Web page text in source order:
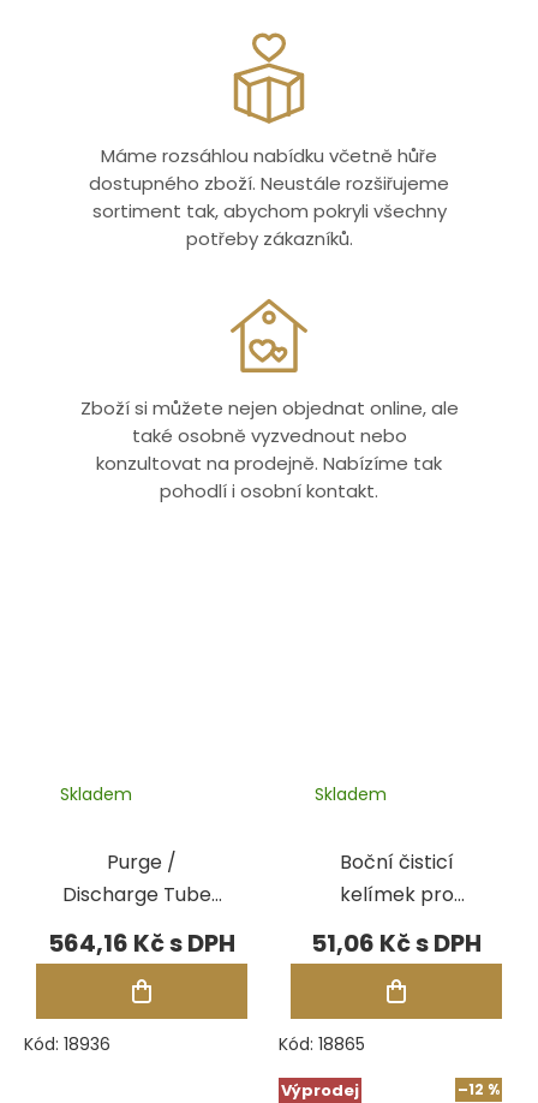
Máme rozsáhlou nabídku včetně hůře
dostupného zboží. Neustále rozšiřujeme
sortiment tak, abychom pokryli všechny
potřeby zákazníků.
Zboží si můžete nejen objednat online, ale
také osobně vyzvednout nebo
konzultovat na prodejně. Nabízíme tak
pohodlí i osobní kontakt.
Purge /
Discharge Tubes
(3 Pack) pro
Solidscape
Skladem
564,16 Kč
Kód: 18936
Boční čisticí
kelímek pro
Solidscape
Skladem
51,06 Kč
Kód: 18865
Výprodej –12 %